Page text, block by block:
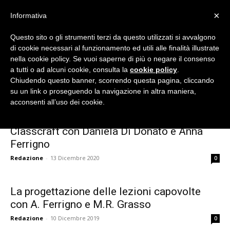
Flipnet
e
Home Tags Anna Ferrigno
Tag: Anna Ferrigno
Classcraft con Daniela Di Donato e Anna
Ferrigno
Redazione - 13 Dicembre 2020 0
La progettazione delle lezioni capovolte
con A. Ferrigno e M.R. Grasso
Redazione - 10 Dicembre 2019 0
×
Informativa
Questo sito o gli strumenti terzi da questo utilizzati si avvalgono
di cookie necessari al funzionamento ed utili alle finalità illustrate
nella cookie policy. Se vuoi saperne di più o negare il consenso
a tutti o ad alcuni cookie, consulta la cookie policy
Chiudendo questo banner, scorrendo questa pagina, cliccando
su un link o proseguendo la navigazione in altra maniera,
acconsenti all’uso dei cookie.